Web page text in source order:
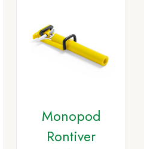
Monopod
Rontiver